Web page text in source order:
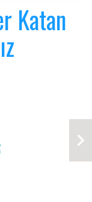
Katan